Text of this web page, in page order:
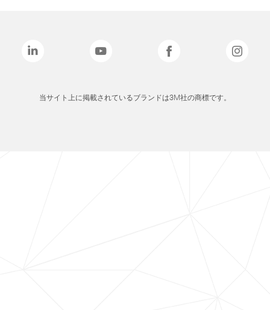
当サイト上に掲載されているブランドは3M社の商標です。